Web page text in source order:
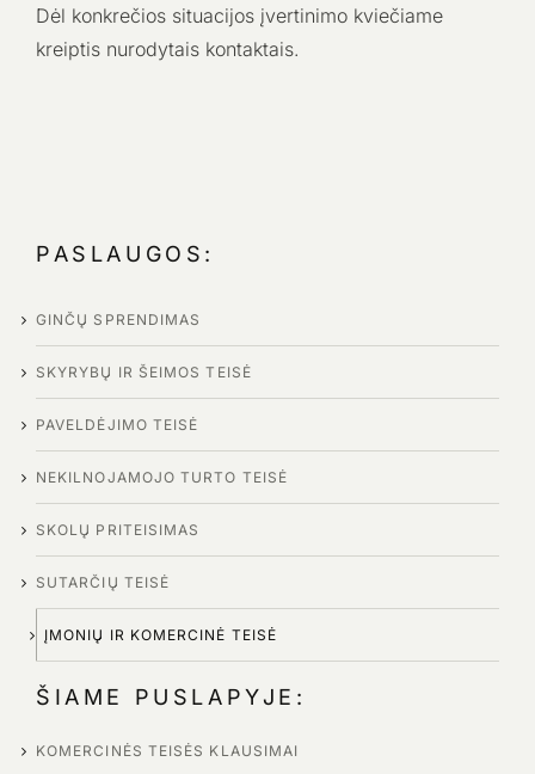
Dėl konkrečios situacijos įvertinimo kviečiame
kreiptis nurodytais kontaktais.
PASLAUGOS:
GINČŲ SPRENDIMAS
SKYRYBŲ IR ŠEIMOS TEISĖ
PAVELDĖJIMO TEISĖ
NEKILNOJAMOJO TURTO TEISĖ
SKOLŲ PRITEISIMAS
SUTARČIŲ TEISĖ
ĮMONIŲ IR KOMERCINĖ TEISĖ
ŠIAME PUSLAPYJE:
KOMERCINĖS TEISĖS KLAUSIMAI